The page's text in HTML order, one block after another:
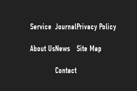
Service
About Us
Journal
News
Contact
Privacy Policy
Site Map